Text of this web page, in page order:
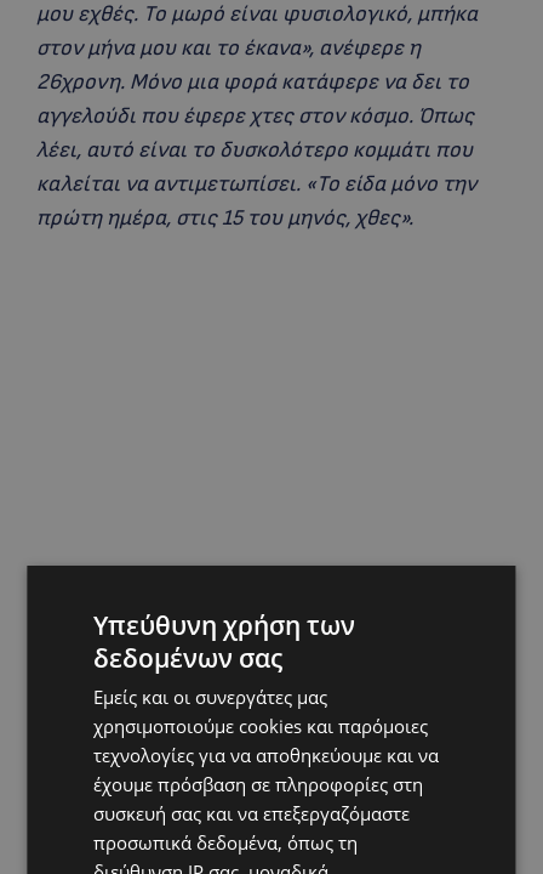
μου εχθές. Το μωρό είναι φυσιολογικό, μπήκα
στον μήνα μου και το έκανα», ανέφερε η
26χρονη. Μόνο μια φορά κατάφερε να δει το
αγγελούδι που έφερε χτες στον κόσμο. Όπως
λέει, αυτό είναι το δυσκολότερο κομμάτι που
καλείται να αντιμετωπίσει. «Το είδα μόνο την
πρώτη ημέρα, στις 15 του μηνός, χθες».
Υπεύθυνη χρήση των
δεδομένων σας
Εμείς και οι συνεργάτες μας
χρησιμοποιούμε cookies και παρόμοιες
τεχνολογίες για να αποθηκεύουμε και να
έχουμε πρόσβαση σε πληροφορίες στη
συσκευή σας και να επεξεργαζόμαστε
προσωπικά δεδομένα, όπως τη